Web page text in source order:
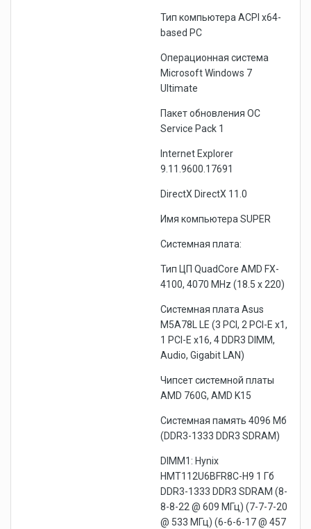
Тип компьютера ACPI x64-
based PC
Операционная система
Microsoft Windows 7
Ultimate
Пакет обновления ОС
Service Pack 1
Internet Explorer
9.11.9600.17691
DirectX DirectX 11.0
Имя компьютера SUPER
Системная плата:
Тип ЦП QuadCore AMD FX-
4100, 4070 MHz (18.5 x 220)
Системная плата Asus
M5A78L LE (3 PCI, 2 PCI-E x1,
1 PCI-E x16, 4 DDR3 DIMM,
Audio, Gigabit LAN)
Чипсет системной платы
AMD 760G, AMD K15
Системная память 4096 Мб
(DDR3-1333 DDR3 SDRAM)
DIMM1: Hynix
HMT112U6BFR8C-H9 1 Гб
DDR3-1333 DDR3 SDRAM (8-
8-8-22 @ 609 МГц) (7-7-7-20
@ 533 МГц) (6-6-6-17 @ 457